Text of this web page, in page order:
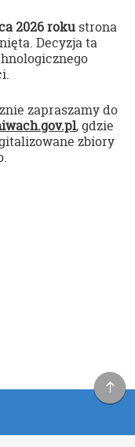
2026 roku strona
Decyzja ta
zapraszamy do
, gdzie
zbiory